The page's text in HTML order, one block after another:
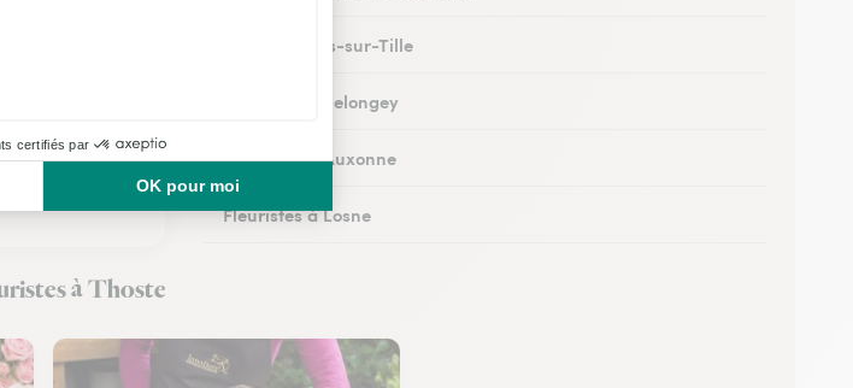
Fleuristes à Is-sur-Tille
Fleuristes à Selongey
Fleuristes à Auxonne
Fleuristes à Losne
à Thoste